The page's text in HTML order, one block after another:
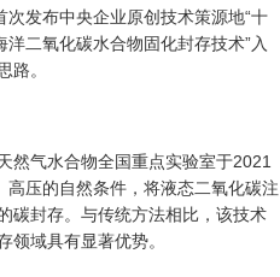
次发布中央企业原创技术策源地“十
二氧化碳水合物固化封存技术”入
路。
气水合物全国重点实验室于2021
高压的自然条件，将液态二氧化碳注
碳封存。与传统方法相比，该技术
域具有显著优势。